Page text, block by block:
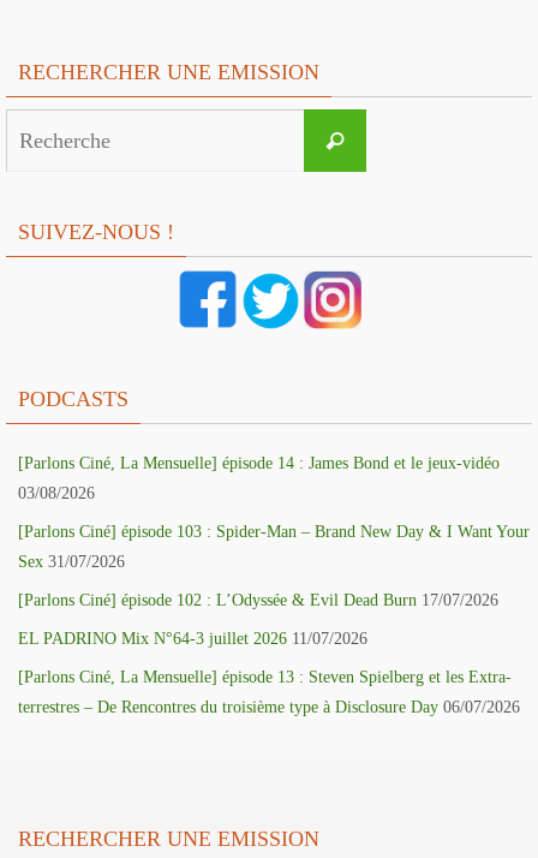
RECHERCHER UNE EMISSION
Recherche
SUIVEZ-NOUS !
PODCASTS
[Parlons Ciné, La Mensuelle] épisode 14 : James Bond et le jeux-vidéo
03/08/2026
[Parlons Ciné] épisode 103 : Spider-Man – Brand New Day & I Want Your
Sex 31/07/2026
[Parlons Ciné] épisode 102 : L’Odyssée & Evil Dead Burn 17/07/2026
EL PADRINO Mix N°64-3 juillet 2026 11/07/2026
[Parlons Ciné, La Mensuelle] épisode 13 : Steven Spielberg et les Extra-
terrestres – De Rencontres du troisième type à Disclosure Day 06/07/2026
RECHERCHER UNE EMISSION